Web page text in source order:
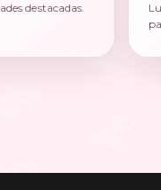
destacadas.